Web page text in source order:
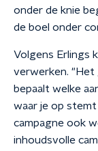
onder de knie
de boel onder
Volgens Erlings
verwerken. "Het
bepaalt welke
waar je op
campagne ook
inhoudsvolle